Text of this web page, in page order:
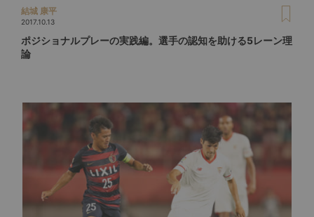
結城 康平
2017.10.13
ポジショナルプレーの実践編。選手の認知を助ける5レーン理
論